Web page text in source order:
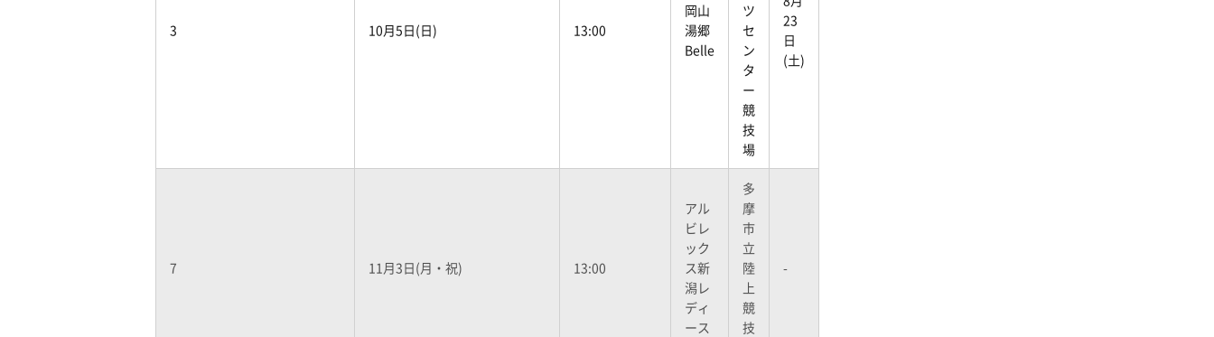
3 10月5日(日) 13:00
岡山
湯郷
Belle
ツ
セ
ン
タ
ー
競
技
場
23
日
(土)
7 11月3日(月・祝) 13:00
アル
ビレ
ック
ス新
潟レ
ディ
ース
多
摩
市
立
陸
上
競
技
-